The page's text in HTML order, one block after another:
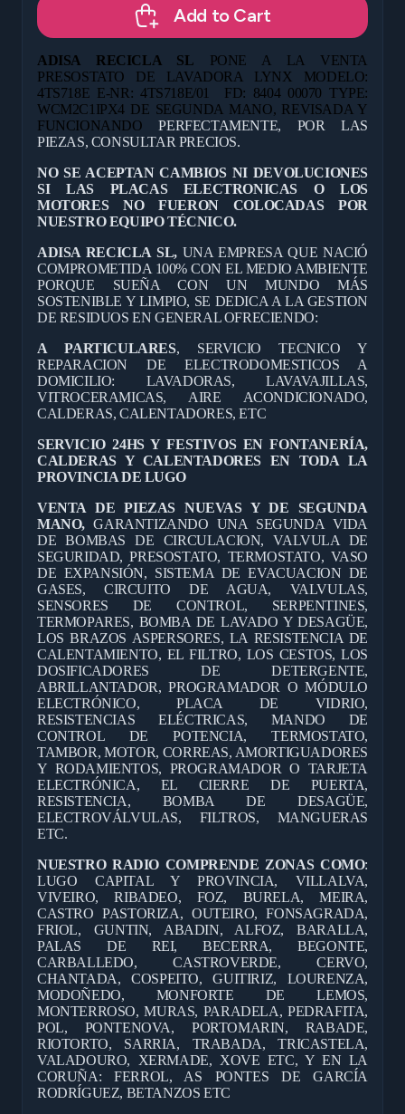
Add to Cart
ADISA RECICLA SL PONE A LA VENTA
PRESOSTATO DE LAVADORA LYNX MODELO:
4TS718E E-NR: 4TS718E/01
FD: 8404 00070 TYPE:
WCM2C1IPX4 DE SEGUNDA MANO, REVISADA Y
FUNCIONANDOPERFECTAMENTE, POR LAS
PIEZAS, CONSULTAR PRECIOS.
NO SE ACEPTAN CAMBIOS NI DEVOLUCIONES
SI LAS PLACAS ELECTRONICAS O LOS
MOTORES NO FUERON COLOCADAS POR
NUESTRO EQUIPO TÉCNICO.
ADISA RECICLA SL, UNA EMPRESA QUE NACIÓ
COMPROMETIDA 100% CON EL MEDIO AMBIENTE
PORQUE SUEÑA CON UN MUNDO MÁS
SOSTENIBLE Y LIMPIO, SE DEDICA A LA GESTION
DE RESIDUOS EN GENERAL OFRECIENDO:
A PARTICULARES, SERVICIO TECNICO Y
REPARACION DE ELECTRODOMESTICOS A
DOMICILIO: LAVADORAS, LAVAVAJILLAS,
VITROCERAMICAS, AIRE ACONDICIONADO,
CALDERAS, CALENTADORES, ETC
SERVICIO 24HS Y FESTIVOS EN FONTANERÍA,
CALDERAS Y CALENTADORES EN TODA LA
PROVINCIA DE LUGO
VENTA DE PIEZAS NUEVAS Y DE SEGUNDA
MANO, GARANTIZANDO UNA SEGUNDA VIDA
DE BOMBAS DE CIRCULACION, VALVULA DE
SEGURIDAD, PRESOSTATO, TERMOSTATO, VASO
DE EXPANSIÓN, SISTEMA DE EVACUACION DE
GASES, CIRCUITO DE AGUA, VALVULAS,
SENSORES DE CONTROL, SERPENTINES,
TERMOPARES, BOMBA DE LAVADO Y DESAGÜE,
LOS BRAZOS ASPERSORES, LA RESISTENCIA DE
CALENTAMIENTO, EL FILTRO, LOS CESTOS, LOS
DOSIFICADORES DE DETERGENTE,
ABRILLANTADOR, PROGRAMADOR O MÓDULO
ELECTRÓNICO, PLACA DE VIDRIO,
RESISTENCIAS ELÉCTRICAS, MANDO DE
CONTROL DE POTENCIA, TERMOSTATO,
TAMBOR, MOTOR, CORREAS, AMORTIGUADORES
Y RODAMIENTOS, PROGRAMADOR O TARJETA
ELECTRÓNICA, EL CIERRE DE PUERTA,
RESISTENCIA, BOMBA DE DESAGÜE,
ELECTROVÁLVULAS, FILTROS, MANGUERAS
ETC.
NUESTRO RADIO COMPRENDE ZONAS COMO:
LUGO CAPITAL Y PROVINCIA, VILLALVA,
VIVEIRO, RIBADEO, FOZ, BURELA, MEIRA,
CASTRO PASTORIZA, OUTEIRO, FONSAGRADA,
FRIOL, GUNTIN, ABADIN, ALFOZ, BARALLA,
PALAS DE REI, BECERRA, BEGONTE,
CARBALLEDO, CASTROVERDE, CERVO,
CHANTADA, COSPEITO, GUITIRIZ, LOURENZA,
MODOÑEDO, MONFORTE DE LEMOS,
MONTERROSO, MURAS, PARADELA, PEDRAFITA,
POL, PONTENOVA, PORTOMARIN, RABADE,
RIOTORTO, SARRIA, TRABADA, TRICASTELA,
VALADOURO, XERMADE, XOVE ETC, Y EN LA
CORUÑA: FERROL, AS PONTES DE GARCÍA
RODRÍGUEZ, BETANZOS ETC